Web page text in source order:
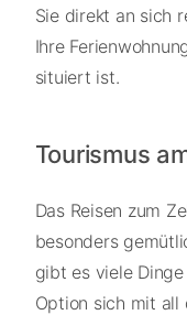
Sie direkt an sich
Ihre
situiert ist.
Tourismus
Das Reisen zum
besonders
gibt es viele
Option sich mit all